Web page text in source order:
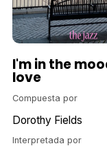
I'm in the
love
Compuesta por
Dorothy Fields
Interpretada por